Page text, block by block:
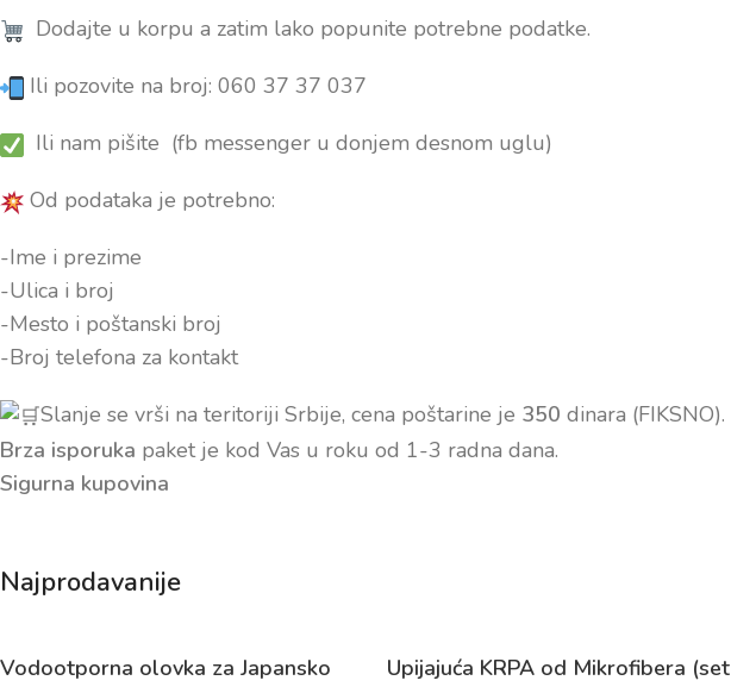
Dodajte u korpu a zatim lako popunite potrebne podatke.
Ili pozovite na broj: 060 37 37 037
Ili nam pišite (fb messenger u donjem desnom uglu)
Od podataka je potrebno:
-Ime i prezime
-Ulica i broj
-Mesto i poštanski broj
-Broj telefona za kontakt
Slanje se vrši na teritoriji Srbije, cena poštarine je 350 dinara (FIKSNO).
Brza isporuka paket je kod Vas u roku od 1-3 radna dana.
Sigurna kupovina
Najprodavanije
Vodootporna olovka za Japansko
Upijajuća KRPA od Mikrofibera (set